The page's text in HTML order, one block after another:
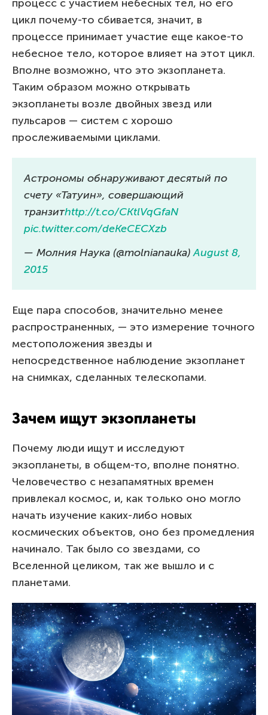
процесс с участием небесных тел, но его
цикл почему-то сбивается, значит, в
процессе принимает участие еще какое-то
небесное тело, которое влияет на этот цикл.
Вполне возможно, что это экзопланета.
Таким образом можно открывать
экзопланеты возле двойных звезд или
пульсаров — систем с хорошо
прослеживаемыми циклами.
Астрономы обнаруживают десятый по
счету «Татуин», совершающий
транзитhttp://t.co/CKtlVqGfaN
pic.twitter.com/deKeCECXzb
— Молния Наука (@molnianauka)August 8,
2015
Еще пара способов, значительно менее
распространенных, — это измерение точного
местоположения звезды и
непосредственное наблюдение экзопланет
на снимках, сделанных телескопами.
Зачем ищут экзопланеты
Почему люди ищут и исследуют
экзопланеты, в общем-то, вполне понятно.
Человечество с незапамятных времен
привлекал космос, и, как только оно могло
начать изучение каких-либо новых
космических объектов, оно без промедления
начинало. Так было со звездами, со
Вселенной целиком, так же вышло и с
планетами.